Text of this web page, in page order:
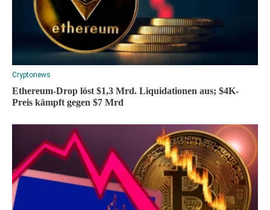
Cryptonews
Ethereum-Drop löst $1,3 Mrd. Liquidationen aus; $4K-
Preis kämpft gegen $7 Mrd